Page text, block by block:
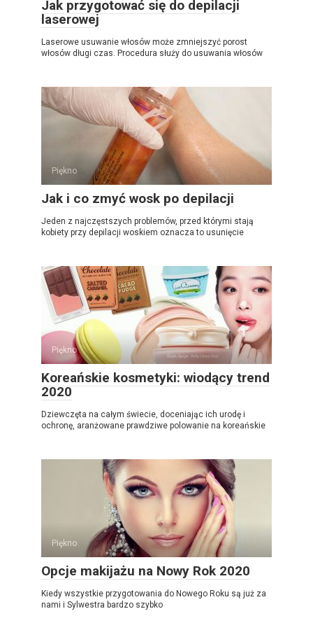
Jak przygotować się do depilacji
laserowej
Laserowe usuwanie włosów może zmniejszyć porost
włosów długi czas. Procedura służy do usuwania włosów
Piękno
Jak i co zmyć wosk po depilacji
Jeden z najczęstszych problemów, przed którymi stają
kobiety przy depilacji woskiem oznacza to usunięcie
Piękno
Koreańskie kosmetyki: wiodący trend
2020
Dziewczęta na całym świecie, doceniając ich urodę i
ochronę, aranżowane prawdziwe polowanie na koreańskie
Piękno
Opcje makijażu na Nowy Rok 2020
Kiedy wszystkie przygotowania do Nowego Roku są już za
nami i Sylwestra bardzo szybko